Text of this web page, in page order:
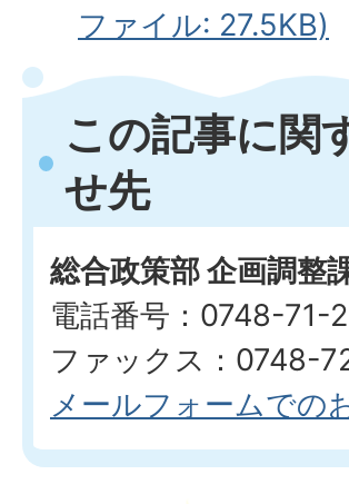
ファイル: 27.5KB)
この記事に関
せ先
総合政策部 企画調整
電話番号：0748-71-
ファックス：0748-
メールフォームでの